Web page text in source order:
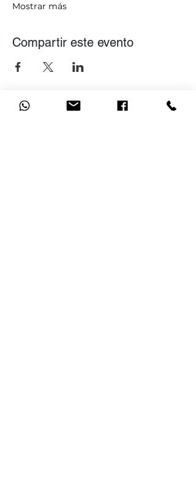
Mostrar más
Compartir este evento